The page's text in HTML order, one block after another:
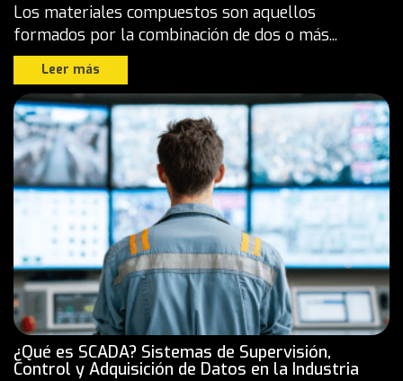
Los materiales compuestos son aquellos
formados por la combinación de dos o más...
Leer más
¿Qué es SCADA? Sistemas de Supervisión,
Control y Adquisición de Datos en la Industria